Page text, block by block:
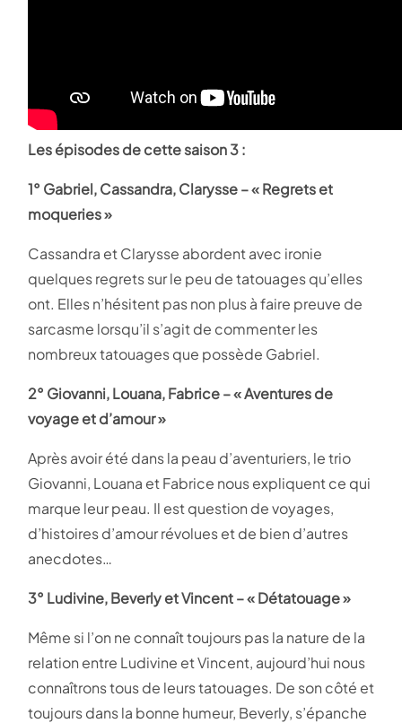
Les épisodes de cette saison 3 :
1° Gabriel, Cassandra, Clarysse – « Regrets et
moqueries »
Cassandra et Clarysse abordent avec ironie
quelques regrets sur le peu de tatouages qu’elles
ont. Elles n’hésitent pas non plus à faire preuve de
sarcasme lorsqu’il s’agit de commenter les
nombreux tatouages que possède Gabriel.
2° Giovanni, Louana, Fabrice – « Aventures de
voyage et d’amour »
Après avoir été dans la peau d’aventuriers, le trio
Giovanni, Louana et Fabrice nous expliquent ce qui
marque leur peau. Il est question de voyages,
d’histoires d’amour révolues et de bien d’autres
anecdotes…
3° Ludivine, Beverly et Vincent – « Détatouage »
Même si l’on ne connaît toujours pas la nature de la
relation entre Ludivine et Vincent, aujourd’hui nous
connaîtrons tous de leurs tatouages. De son côté et
toujours dans la bonne humeur, Beverly, s’épanche